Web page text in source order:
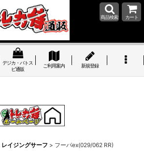
商品検索 カート
デジカ・バトス
ピ通販
ご利用案内 新規登録
レイジングサーフ > フーパex(029/062 RR)